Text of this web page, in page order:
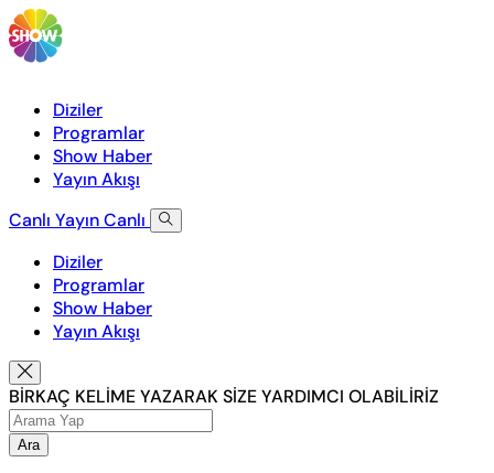
Diziler
Programlar
Show Haber
Yayın Akışı
Canlı YayınCanlı
Diziler
Programlar
Show Haber
Yayın Akışı
BİRKAÇ KELİME YAZARAK SİZE YARDIMCI OLABİLİRİZ
Ara